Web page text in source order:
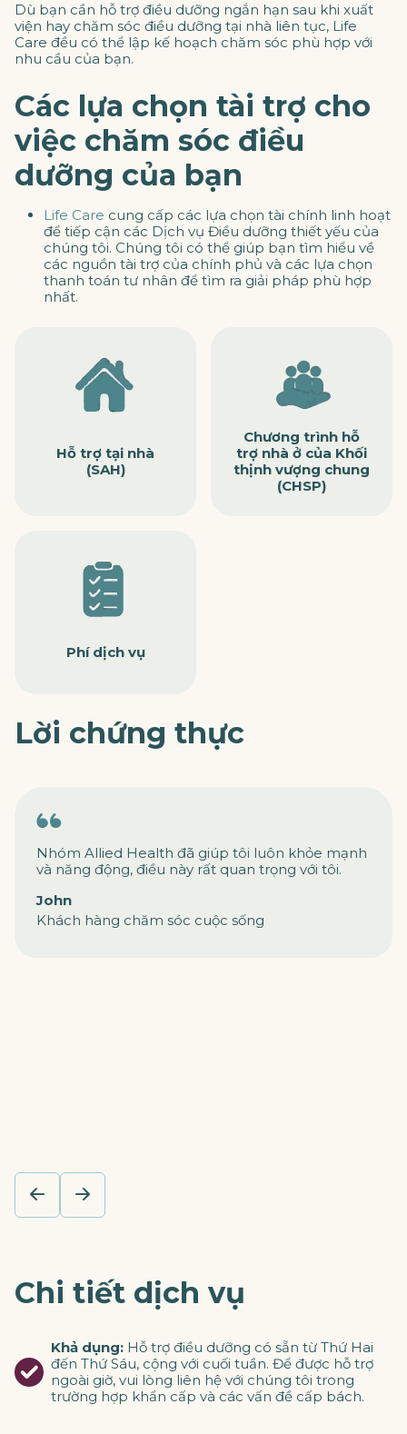
Dù bạn cần hỗ trợ điều dưỡng ngắn hạn sau khi xuất
viện hay chăm sóc điều dưỡng tại nhà liên tục, Life
Care đều có thể lập kế hoạch chăm sóc phù hợp với
nhu cầu của bạn.
Các lựa chọn tài trợ cho
việc chăm sóc điều
dưỡng của bạn
Life Care cung cấp các lựa chọn tài chính linh hoạt
để tiếp cận các Dịch vụ Điều dưỡng thiết yếu của
chúng tôi. Chúng tôi có thể giúp bạn tìm hiểu về
các nguồn tài trợ của chính phủ và các lựa chọn
thanh toán tư nhân để tìm ra giải pháp phù hợp
nhất.
Hỗ trợ tại nhà
(SAH)
Chương trình hỗ
trợ nhà ở của Khối
thịnh vượng chung
(CHSP)
Phí dịch vụ
Lời chứng thực
Nhóm Allied Health đã giúp tôi luôn khỏe mạnh
và năng động, điều này rất quan trọng với tôi.
John
Khách hàng chăm sóc cuộc sống
Chi tiết dịch vụ
Khả dụng: Hỗ trợ điều dưỡng có sẵn từ Thứ Hai
đến Thứ Sáu, cộng với cuối tuần. Để được hỗ trợ
ngoài giờ, vui lòng liên hệ với chúng tôi trong
trường hợp khẩn cấp và các vấn đề cấp bách.